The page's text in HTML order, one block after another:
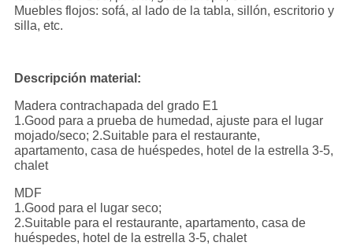
Muebles flojos: sofá, al lado de la tabla, sillón, escritorio y
silla, etc.
Descripción material:
Madera contrachapada del grado E1
1.Good para a prueba de humedad, ajuste para el lugar
mojado/seco; 2.Suitable para el restaurante,
apartamento, casa de huéspedes, hotel de la estrella 3-5,
chalet
MDF
1.Good para el lugar seco;
2.Suitable para el restaurante, apartamento, casa de
huéspedes, hotel de la estrella 3-5, chalet